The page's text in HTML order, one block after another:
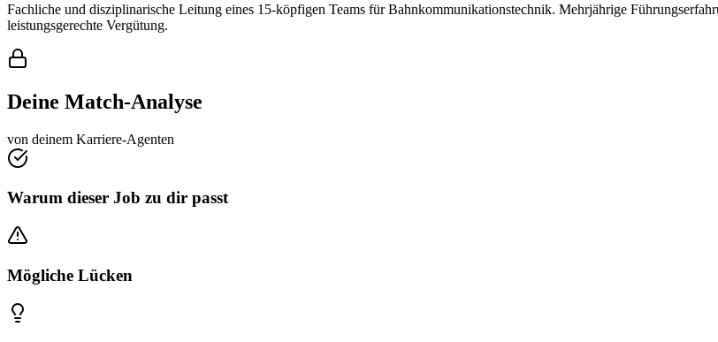
Fachliche und disziplinarische Leitung eines 15-köpfigen Teams für Bahnkommunikationstechnik. Mehrjährige
leistungsgerechte Vergütung.
Deine Match-Analyse
von deinem Karriere-Agenten
Warum dieser Job zu dir passt
Mögliche Lücken